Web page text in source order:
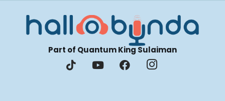
Part of Quantum King Sulaiman